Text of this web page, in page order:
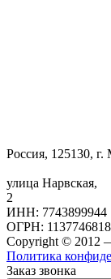
Россия, 125130, г.
улица Нарвская,
2
ИНН: 7743899944
ОГРН:
Copyright © 2012
Политика
Заказ звонка